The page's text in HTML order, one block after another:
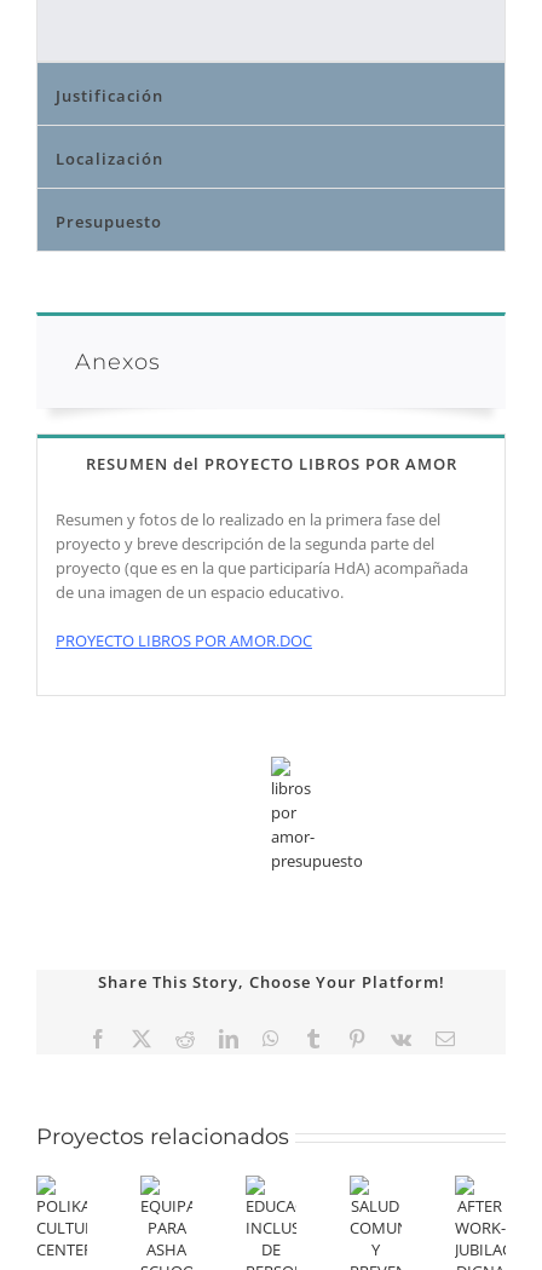
Justificación
Localización
Presupuesto
Anexos
RESUMEN del PROYECTO LIBROS POR AMOR
Resumen y fotos de lo realizado en la primera fase del
proyecto y breve descripción de la segunda parte del
proyecto (que es en la que participaría HdA) acompañada
de una imagen de un espacio educativo.
PROYECTO LIBROS POR AMOR.DOC
Share This Story, Choose Your Platform!
Facebook RedditLinkedInWhatsApp
Tumblr Pinterest
Vk
Correo
Proyectos relacionados